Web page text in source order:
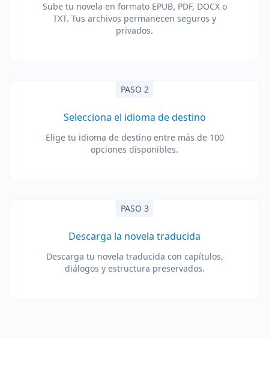
Sube tu novela en formato EPUB, PDF, DOCX o
TXT. Tus archivos permanecen seguros y
privados.
PASO 2
Selecciona el idioma de destino
Elige tu idioma de destino entre más de 100
opciones disponibles.
PASO 3
Descarga la novela traducida
Descarga tu novela traducida con capítulos,
diálogos y estructura preservados.